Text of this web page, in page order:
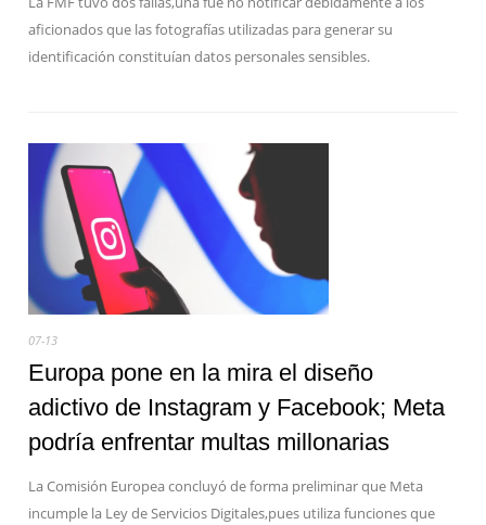
aficionados que las fotografías utilizadas para generar su
identificación constituían datos personales sensibles.
07-13
Europa pone en la mira el diseño
adictivo de Instagram y Facebook; Meta
podría enfrentar multas millonarias
La Comisión Europea concluyó de forma preliminar que Meta
incumple la Ley de Servicios Digitales,pues utiliza funciones que